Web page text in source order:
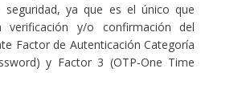
seguridad, ya que es el único que
verificación y/o confirmación del
Factor de Autenticación Categoría
y Factor 3 (OTP-One Time